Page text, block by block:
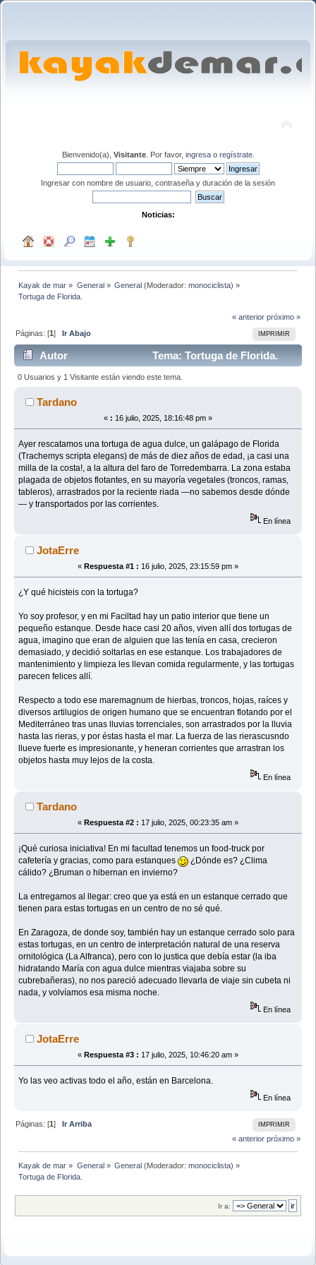
Bienvenido(a), Visitante. Por favor, ingresao regístrate.
Ingresar con nombre de usuario, contraseña y duración de la sesión
Noticias:
Kayak de mar » General» General(Moderador: monociclista) »
Tortuga de Florida.
« anterior próximo »
IMPRIMIR
Páginas: [1]Ir Abajo
Autor
Tema: Tortuga de Florida.
(Leído 21080 veces)
0 Usuarios y 1 Visitante están viendo este tema.
Tardano
« : 16 julio, 2025, 18:16:48 pm »
Ayer rescatamos una tortuga de agua dulce, un galápago de Florida
(Trachemys scripta elegans) de más de diez años de edad, ¡a casi una
milla de la costa!, a la altura del faro de Torredembarra. La zona estaba
plagada de objetos flotantes, en su mayoría vegetales (troncos, ramas,
tableros), arrastrados por la reciente riada —no sabemos desde dónde
— y transportados por las corrientes.
En línea
JotaErre
« Respuesta #1 : 16 julio, 2025, 23:15:59 pm »
¿Y qué hicisteis con la tortuga?
Yo soy profesor, y en mi Faciltad hay un patio interior que tiene un
pequeño estanque. Desde hace casi 20 años, viven allí dos tortugas de
agua, imagino que eran de alguien que las tenía en casa, crecieron
demasiado, y decidió soltarlas en ese estanque. Los trabajadores de
mantenimiento y limpieza les llevan comida regularmente, y las tortugas
parecen felices allí.
Respecto a todo ese maremagnum de hierbas, troncos, hojas, raíces y
diversos artilugios de origen humano que se encuentran flotando por el
Mediterráneo tras unas lluvias torrenciales, son arrastrados por la lluvia
hasta las rieras, y por éstas hasta el mar. La fuerza de las rierascusndo
llueve fuerte es impresionante, y heneran corrientes que arrastran los
objetos hasta muy lejos de la costa.
En línea
Tardano
« Respuesta #2 : 17 julio, 2025, 00:23:35 am »
¡Qué curiosa iniciativa! En mi facultad tenemos un food-truck por
cafetería y gracias, como para estanques
¿Dónde es? ¿Clima
cálido? ¿Bruman o hibernan en invierno?
La entregamos al llegar: creo que ya está en un estanque cerrado que
tienen para estas tortugas en un centro de no sé qué.
En Zaragoza, de donde soy, también hay un estanque cerrado solo para
estas tortugas, en un centro de interpretación natural de una reserva
ornitológica (La Alfranca), pero con lo justica que debía estar (la iba
hidratando María con agua dulce mientras viajaba sobre su
cubrebañeras), no nos pareció adecuado llevarla de viaje sin cubeta ni
nada, y volvíamos esa misma noche.
En línea
JotaErre
« Respuesta #3 : 17 julio, 2025, 10:46:20 am »
Yo las veo activas todo el año, están en Barcelona.
En línea
IMPRIMIR
Páginas: [1]Ir Arriba
« anterior próximo »
Kayak de mar » General» General(Moderador: monociclista) »
Tortuga de Florida.
Ir a: